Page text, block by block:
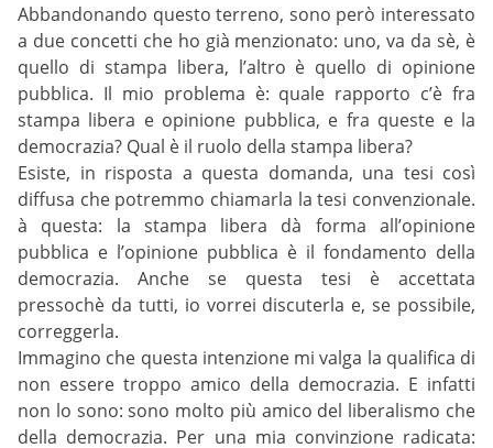
Abbandonando questo terreno, sono però interessato
a due concetti che ho già menzionato: uno, va da sè, è
quello di stampa libera, l’altro è quello di opinione
pubblica. Il mio problema è: quale rapporto c’è fra
stampa libera e opinione pubblica, e fra queste e la
democrazia? Qual è il ruolo della stampa libera?
Esiste, in risposta a questa domanda, una tesi così
diffusa che potremmo chiamarla la tesi convenzionale.
à questa: la stampa libera dà forma all’opinione
pubblica e l’opinione pubblica è il fondamento della
democrazia. Anche se questa tesi è accettata
pressochè da tutti, io vorrei discuterla e, se possibile,
correggerla.
Immagino che questa intenzione mi valga la qualifica di
non essere troppo amico della democrazia. E infatti
non lo sono: sono molto più amico del liberalismo che
della democrazia. Per una mia convinzione radicata: